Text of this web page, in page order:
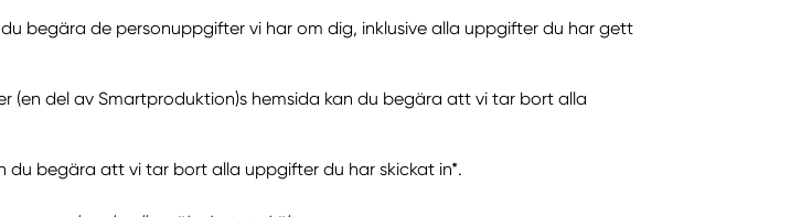
begära de personuppgifter vi har om dig, inklusive alla uppgifter du har gett
(en del av Smartproduktion)s hemsida kan du begära att vi tar bort alla
du begära att vi tar bort alla uppgifter du har skickat in*.